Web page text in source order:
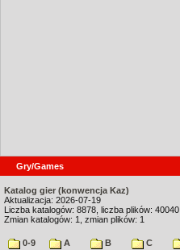
Gry/Games
Katalog gier (konwencja Kaz)
Aktualizacja: 2026-07-19
Liczba katalogów: 8878, liczba plików: 40040
Zmian katalogów: 1, zmian plików: 1
0-9 A B C